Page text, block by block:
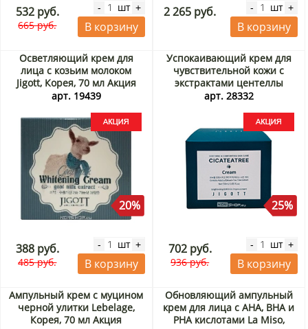
532 руб.
665 руб.
- шт +
В корзину
2 265 руб. - шт +
В корзину
Осветляющий крем для
лица с козьим молоком
Jigott, Корея, 70 мл Акция
арт. 19439
20%
388 руб.
485 руб.
- шт +
В корзину
Успокаивающий крем для
чувствительной кожи с
экстрактами центеллы
азиатской и чайного дерева
Корея, 50 мл Акция
арт. 28332
25%
702 руб.
936 руб.
- шт +
В корзину
Ампульный крем с муцином
черной улитки Lebelage,
Корея, 70 мл Акция
Обновляющий ампульный
крем для лица с AHA, BHA и
PHA кислотами La Miso,